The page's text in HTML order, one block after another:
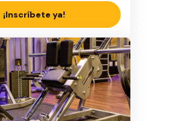
¡Inscríbete ya!